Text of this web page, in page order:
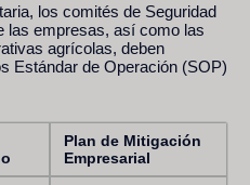
los comités de Seguridad
las empresas, así como las
agrícolas, deben
Estándar de Operación (SOP)
Plan de Mitigación
Empresarial